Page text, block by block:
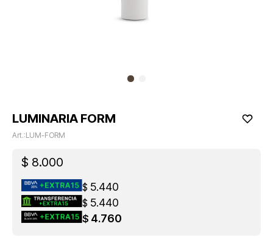
LUMINARIA FORM
LUM-FORM
$ 8.000
$ 5.440
$ 5.440
$ 4.760